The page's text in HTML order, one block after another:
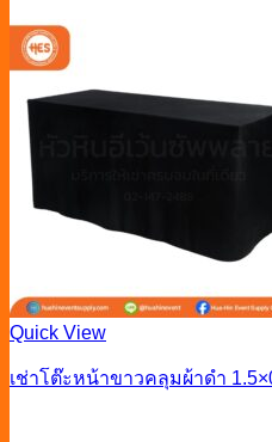
Quick View
เช่าโต๊ะหน้าขาวคลุมผ้าดำ